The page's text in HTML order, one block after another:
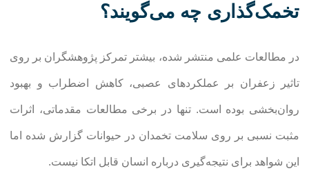
تخمک‌گذاری چه می‌گویند؟
در مطالعات علمی منتشر شده، بیشتر تمرکز پژوهشگران بر روی
تاثیر زعفران بر عملکردهای عصبی، کاهش اضطراب و بهبود
روان‌بخشی بوده است. تنها در برخی مطالعات مقدماتی، اثرات
مثبت نسبی بر روی سلامت تخمدان در حیوانات گزارش شده اما
این شواهد برای نتیجه‌گیری درباره انسان قابل اتکا نیست.